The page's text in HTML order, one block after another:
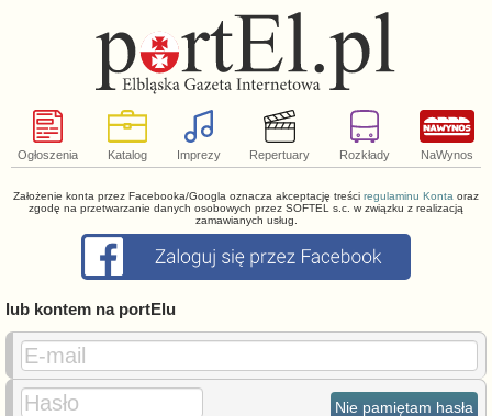
Ogłoszenia Katalog Imprezy Repertuary Rozkłady NaWynos
Założenie konta przez Facebooka/Googla oznacza akceptację treści regulaminu Konta oraz
zgodę na przetwarzanie danych osobowych przez SOFTEL s.c. w związku z realizacją
zamawianych usług.
lub kontem na portElu
E-mail
Hasło
Nie pamiętam hasła